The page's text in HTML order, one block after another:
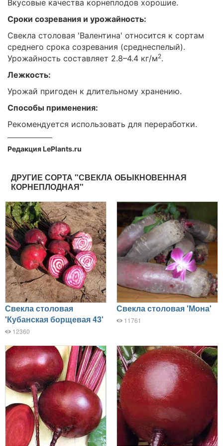
Вкусовые качества корнеплодов хорошие.
Сроки созревания и урожайность:
Свекла столовая 'Валентина' относится к сортам
среднего срока созревания (среднеспелый).
Урожайность составляет 2.8–4.4 кг/м2.
Лежкость:
Урожай пригоден к длительному хранению.
Способы применения:
Рекомендуется использовать для переработки.
Редакция LePlants.ru
ДРУГИЕ СОРТА "СВЕКЛА ОБЫКНОВЕННАЯ
КОРНЕПЛОДНАЯ"
Свекла столовая
'Кубанская борщевая 43'
12360
Свекла столовая 'Мона'
11761